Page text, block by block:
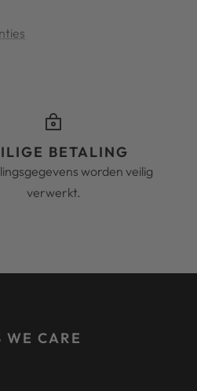
BETALING
worden veilig
verwerkt.
WE CARE